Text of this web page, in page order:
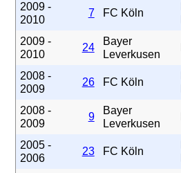
2009 -
2010
7 FC Köln
2009 -
2010
24
Bayer
Leverkusen
2008 -
2009
26 FC Köln
2008 -
2009
9
Bayer
Leverkusen
2005 -
2006
23 FC Köln